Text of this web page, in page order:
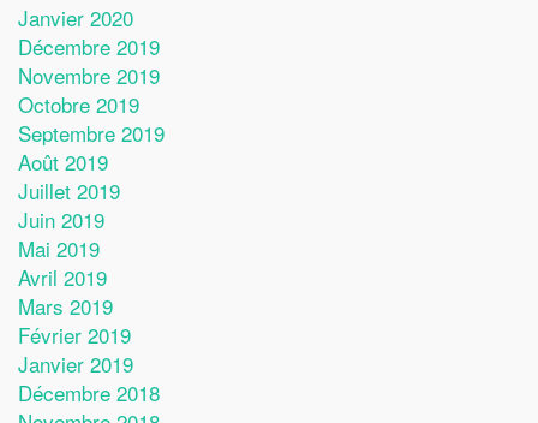
Janvier 2020
Décembre 2019
Novembre 2019
Octobre 2019
Septembre 2019
Août 2019
Juillet 2019
Juin 2019
Mai 2019
Avril 2019
Mars 2019
Février 2019
Janvier 2019
Décembre 2018